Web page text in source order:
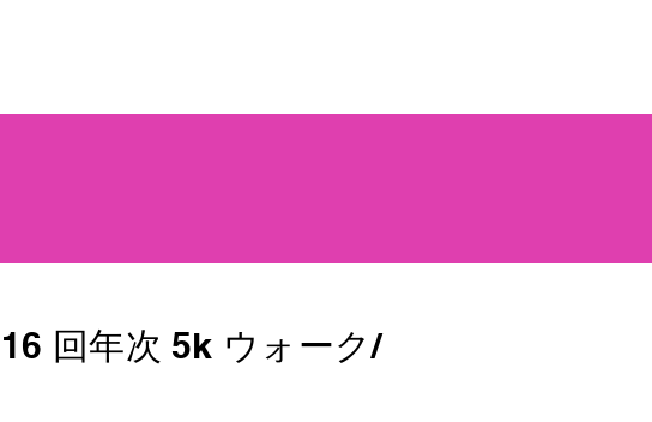
回年次 5k ウォーク/